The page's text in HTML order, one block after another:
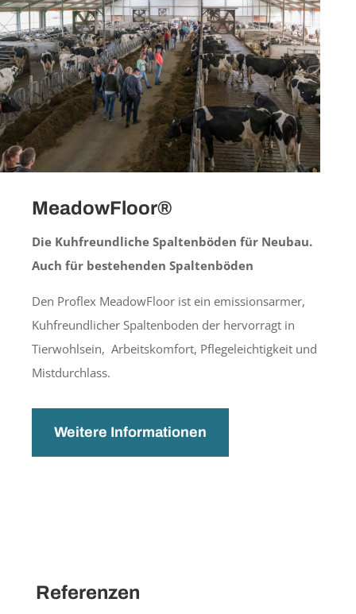
MeadowFloor®
Die Kuhfreundliche Spaltenböden für Neubau.
Auch für bestehenden Spaltenböden
Den Proflex MeadowFloor ist ein emissionsarmer,
Kuhfreundlicher Spaltenboden der hervorragt in
Tierwohlsein, Arbeitskomfort, Pflegeleichtigkeit und
Mistdurchlass.
Weitere Informationen
Referenzen